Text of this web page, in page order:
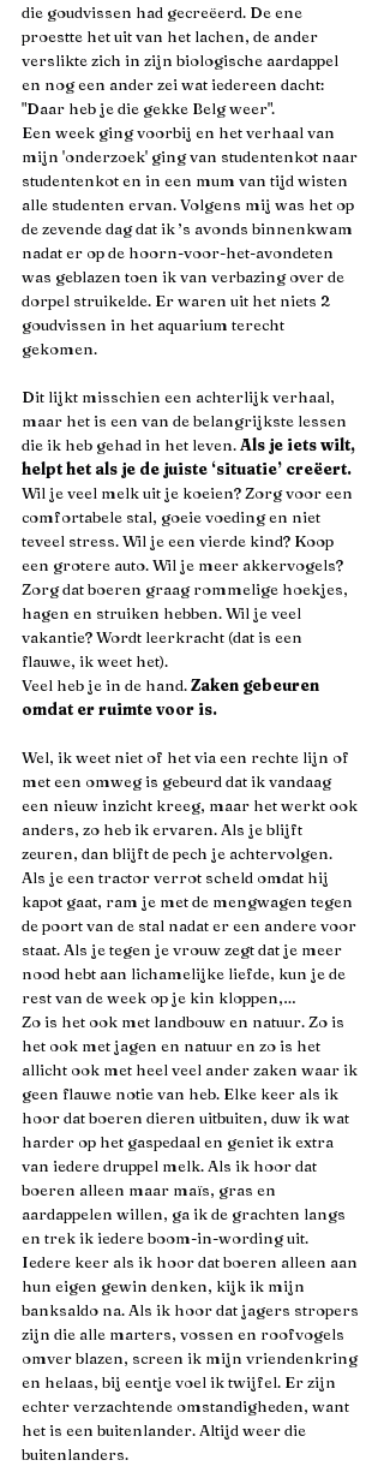
die goudvissen had gecreëerd. De ene
proestte het uit van het lachen, de ander
verslikte zich in zijn biologische aardappel
en nog een ander zei wat iedereen dacht:
"Daar heb je die gekke Belg weer".
Een week ging voorbij en het verhaal van
mijn 'onderzoek' ging van studentenkot naar
studentenkot en in een mum van tijd wisten
alle studenten ervan. Volgens mij was het op
de zevende dag dat ik ’s avonds binnenkwam
nadat er op de hoorn-voor-het-avondeten
was geblazen toen ik van verbazing over de
dorpel struikelde. Er waren uit het niets 2
goudvissen in het aquarium terecht
gekomen.
Dit lijkt misschien een achterlijk verhaal,
maar het is een van de belangrijkste lessen
die ik heb gehad in het leven. Als je iets wilt,
helpt het als je de juiste ‘situatie’ creëert.
Wil je veel melk uit je koeien? Zorg voor een
comfortabele stal, goeie voeding en niet
teveel stress. Wil je een vierde kind? Koop
een grotere auto. Wil je meer akkervogels?
Zorg dat boeren graag rommelige hoekjes,
hagen en struiken hebben. Wil je veel
vakantie? Wordt leerkracht (dat is een
flauwe, ik weet het).
Veel heb je in de hand. Zaken gebeuren
omdat er ruimte voor is.
Wel, ik weet niet of het via een rechte lijn of
met een omweg is gebeurd dat ik vandaag
een nieuw inzicht kreeg, maar het werkt ook
anders, zo heb ik ervaren. Als je blijft
zeuren, dan blijft de pech je achtervolgen.
Als je een tractor verrot scheld omdat hij
kapot gaat, ram je met de mengwagen tegen
de poort van de stal nadat er een andere voor
staat. Als je tegen je vrouw zegt dat je meer
nood hebt aan lichamelijke liefde, kun je de
rest van de week op je kin kloppen,…
Zo is het ook met landbouw en natuur. Zo is
het ook met jagen en natuur en zo is het
allicht ook met heel veel ander zaken waar ik
geen flauwe notie van heb. Elke keer als ik
hoor dat boeren dieren uitbuiten, duw ik wat
harder op het gaspedaal en geniet ik extra
van iedere druppel melk. Als ik hoor dat
boeren alleen maar maïs, gras en
aardappelen willen, ga ik de grachten langs
en trek ik iedere boom-in-wording uit.
Iedere keer als ik hoor dat boeren alleen aan
hun eigen gewin denken, kijk ik mijn
banksaldo na. Als ik hoor dat jagers stropers
zijn die alle marters, vossen en roofvogels
omver blazen, screen ik mijn vriendenkring
en helaas, bij eentje voel ik twijfel. Er zijn
echter verzachtende omstandigheden, want
het is een buitenlander. Altijd weer die
buitenlanders.